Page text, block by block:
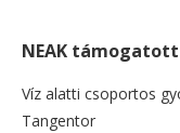
NEAK
Víz alatti csoportos
Tangentor